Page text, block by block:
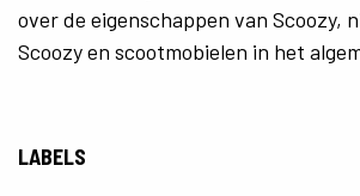
over de eigenschappen van Scoozy,
Scoozy en scootmobielen in het
LABELS